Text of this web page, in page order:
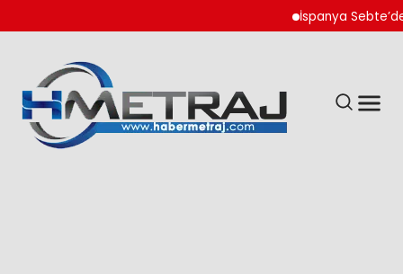
İspanya Sebte’de